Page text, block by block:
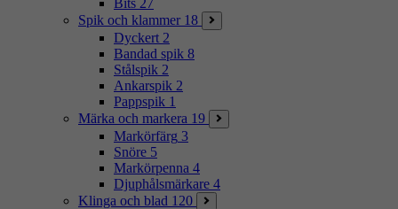
Spik och klammer 18
Dyckert 2
Bandad spik 8
Stålspik 2
Ankarspik 2
Pappspik 1
Märka och markera 19
Markörfärg 3
Snöre 5
Markörpenna 4
Djuphålsmärkare 4
Klinga och blad 120